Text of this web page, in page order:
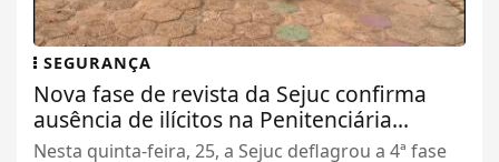
SEGURANÇA
Nova fase de revista da Sejuc confirma
ausência de ilícitos na Penitenciária...
Nesta quinta-feira, 25, a Sejuc deflagrou a 4ª fase